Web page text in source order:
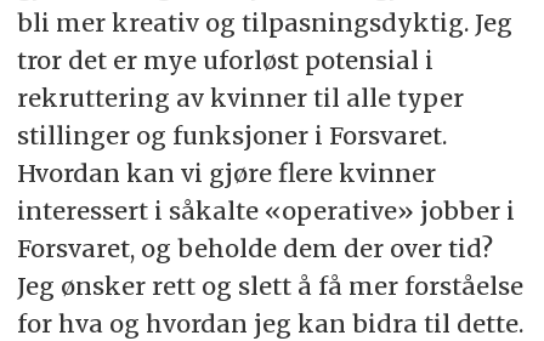
bli mer kreativ og tilpasningsdyktig. Jeg
tror det er mye uforløst potensial i
rekruttering av kvinner til alle typer
stillinger og funksjoner i Forsvaret.
Hvordan kan vi gjøre flere kvinner
interessert i såkalte «operative» jobber i
Forsvaret, og beholde dem der over tid?
Jeg ønsker rett og slett å få mer forståelse
for hva og hvordan jeg kan bidra til dette.